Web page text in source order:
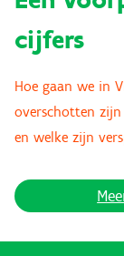
cijfers
Hoe gaan we in
overschotten
en welke zijn